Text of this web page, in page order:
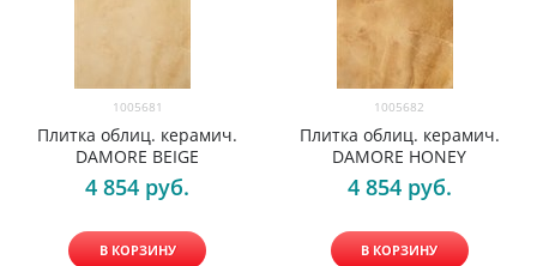
1005681
Плитка облиц. керамич.
DAMORE BEIGE
4 854 руб.
В КОРЗИНУ
1005682
Плитка облиц. керамич.
DAMORE HONEY
4 854 руб.
В КОРЗИНУ